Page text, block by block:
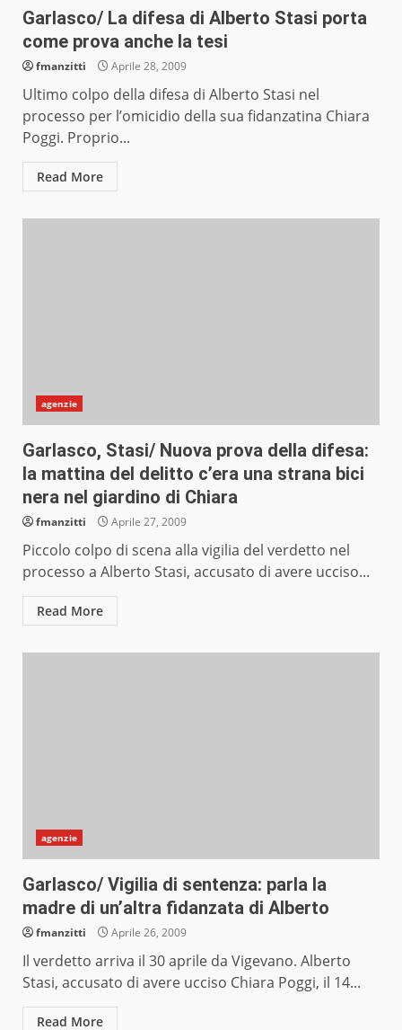
Garlasco/ La difesa di Alberto Stasi porta
come prova anche la tesi
fmanzitti Aprile 28, 2009
Ultimo colpo della difesa di Alberto Stasi nel
processo per l’omicidio della sua fidanzatina Chiara
Poggi. Proprio...
Read More
agenzie
Garlasco, Stasi/ Nuova prova della difesa:
la mattina del delitto c’era una strana bici
nera nel giardino di Chiara
fmanzitti Aprile 27, 2009
Piccolo colpo di scena alla vigilia del verdetto nel
processo a Alberto Stasi, accusato di avere ucciso...
Read More
agenzie
Garlasco/ Vigilia di sentenza: parla la
madre di un’altra fidanzata di Alberto
fmanzitti Aprile 26, 2009
Il verdetto arriva il 30 aprile da Vigevano. Alberto
Stasi, accusato di avere ucciso Chiara Poggi, il 14...
Read More